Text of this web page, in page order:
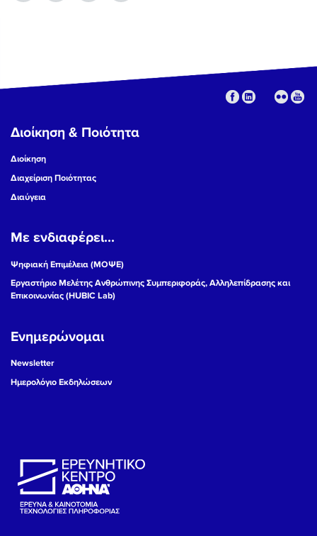
16
17
19
22
Διοίκηση & Ποιότητα
Διοίκηση
Διαχείριση Ποιότητας
Διαύγεια
Με ενδιαφέρει...
Ψηφιακή Επιμέλεια (ΜΟΨΕ)
Εργαστήριο Μελέτης Ανθρώπινης Συμπεριφοράς, Αλληλεπίδρασης και
Επικοινωνίας (HUBIC Lab)
Ενημερώνομαι
Newsletter
Ημερολόγιο Εκδηλώσεων